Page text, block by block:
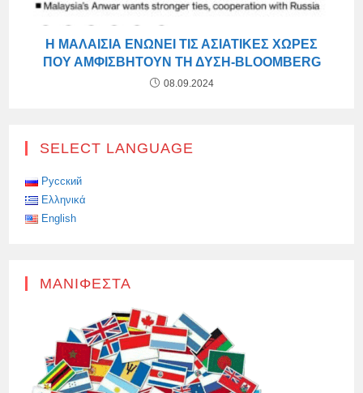
Η ΜΑΛΑΙΣΊΑ ΕΝΏΝΕΙ ΤΙΣ ΑΣΙΑΤΙΚΈΣ ΧΏΡΕΣ
ΠΟΥ ΑΜΦΙΣΒΗΤΟΎΝ ΤΗ ΔΎΣΗ-BLOOMBERG
08.09.2024
SELECT LANGUAGE
Русский
Ελληνικά
English
ΜΑΝΙΦΈΣΤΑ